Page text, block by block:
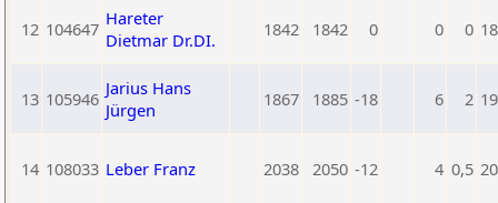
12 104647 Hareter
Dietmar Dr.DI.
1842 1842 0 0 0
13 105946 Jarius Hans
Jürgen
1867 1885 -18 6 2
14 108033 Leber Franz 2038 2050 -12 4 0,5